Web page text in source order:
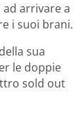
ad arrivare a
i suoi brani.
sua
le doppie
sold out